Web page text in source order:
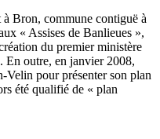
à Bron, commune contiguë à
« Assises de Banlieues »,
du premier ministère
outre, en janvier 2008,
pour présenter son plan
été qualifié de « plan